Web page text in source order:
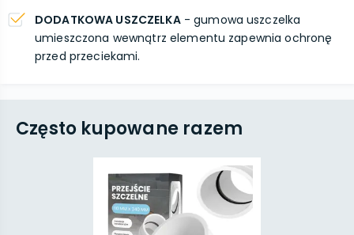
DODATKOWA USZCZELKA- gumowa uszczelka
umieszczona wewnątrz elementu zapewnia ochronę
przed przeciekami.
Często kupowane razem